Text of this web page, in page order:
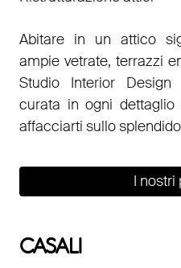
Abitare in un attico
ampie vetrate, terrazzi
Studio Interior
curata in ogni
affacciarti sullo
I nostri
CASALI